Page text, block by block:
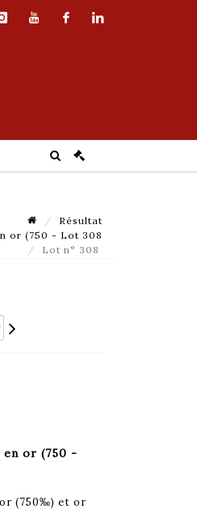
Résultat
or (750 - Lot 308
Lot n° 308
en or (750 -
or (750‰) et or